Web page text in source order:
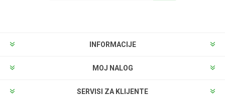
INFORMACIJE
MOJ NALOG
SERVISI ZA KLIJENTE